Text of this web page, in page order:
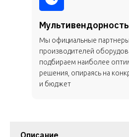
Мультивендорность
Мы официальные
производителей
подбираем наиболее
решения, опираясь на
и бюджет